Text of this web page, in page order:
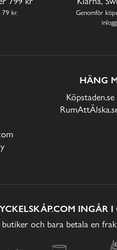
79 kr.
Genomför
HÄNG
INGÅR I
och bara betala en